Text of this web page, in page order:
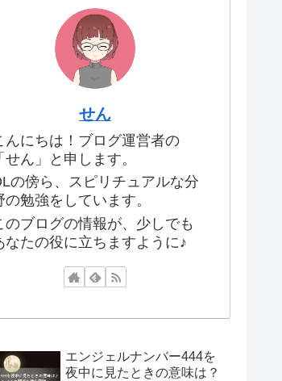
せん
んにちは！ブログ運営者の
「せん」と申します。
の傍ら、スピリチュアルな分
の勉強をしています。
のブログの情報が、少しでも
なたの役に立ちますように♪
エンジェルナンバー444を
夜中に見たときの意味は？